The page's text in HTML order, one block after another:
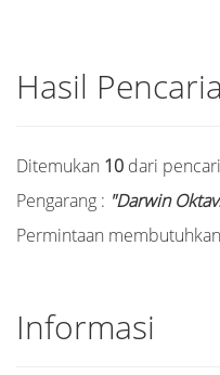
Hasil
Ditemukan 10 dari
Pengarang : "Darwin
Permintaan membutuhkan
Informasi